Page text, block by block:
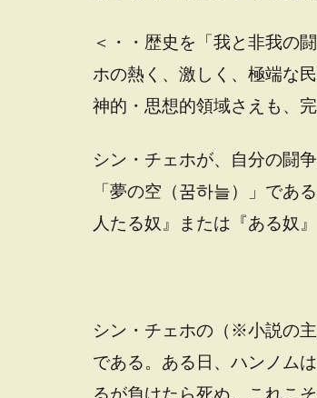
＜・・歴史を「我と非我の
ホの熱く、激しく、極端な
神的・思想的領域さえも、
シン・チェホが、自分の闘
「夢の空（꿈하늘）」で
人たる奴』または『ある奴
シン・チェホの（※小説の
である。ある日、ハンノム
るが負けたら死ぬ。これこ